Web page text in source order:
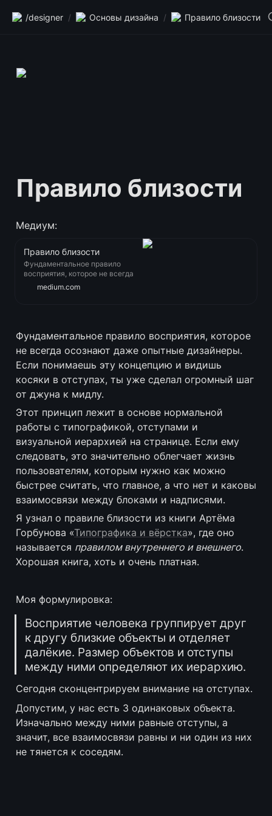
/designer / Основы дизайна / Правило близости
Правило близости
Медиум:
Правило близости
Фундаментальное правило
восприятия, которое не всегда
осознают даже опытные
Этот принцип лежит в основе
нормальной работы с
типографикой, отступами и
визуальной иерархией на
странице.
medium.com
Фундаментальное правило восприятия, которое
не всегда осознают даже опытные дизайнеры.
Если понимаешь эту концепцию и видишь
косяки в отступах, ты уже сделал огромный шаг
от джуна к мидлу.
Этот принцип лежит в основе нормальной
работы с типографикой, отступами и
визуальной иерархией на странице. Если ему
следовать, это значительно облегчает жизнь
пользователям, которым нужно как можно
быстрее считать, что главное, а что нет и каковы
взаимосвязи между блоками и надписями.
Я узнал о правиле близости из книги Артёма
Горбунова «Типографика и вёрстка», где оно
называется правилом внутреннего и внешнего.
Хорошая книга, хоть и очень платная.
Моя формулировка:
Восприятие человека группирует друг
к другу близкие объекты и отделяет
далёкие. Размер объектов и отступы
между ними определяют их иерархию.
Сегодня сконцентрируем внимание на отступах.
Допустим, у нас есть 3 одинаковых объекта.
Изначально между ними равные отступы, а
значит, все взаимосвязи равны и ни один из них
не тянется к соседям.